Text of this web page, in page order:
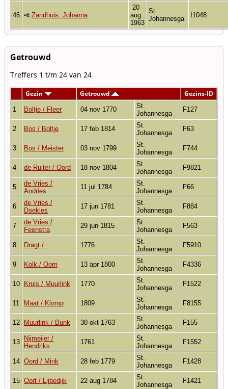
46 Zandhuis, Johanna
20
aug
1963
St.
Johannesga
I1048
Getrouwd
Treffers 1 t/m 24 van 24
Gezin Getrouwd Gezins-ID
1 Boltje / Fleer 04 nov 1770
St.
Johannesga
F127
2 Bos / Boltje 17 feb 1814
St.
Johannesga
F63
3 Bos / Meister 03 nov 1799
St.
Johannesga
F744
4 de Ruiter / Oord 18 nov 1804
St.
Johannesga
F9821
5
de Vries /
Andries
11 jul 1784
St.
Johannesga
F66
6
de Vries /
Doekles
17 jun 1781
St.
Johannesga
F884
7
de Vries /
Feenstra
29 jun 1815
St.
Johannesga
F563
8 Dragt / 1776
St.
Johannesga
F5910
9 Kolk / Oom 13 apr 1800
St.
Johannesga
F4336
10 Kruis / Muurlink 1770
St.
Johannesga
F1522
11 Maat / Klomp 1809
St.
Johannesga
F8155
12 Muurlink / Bunk 30 okt 1763
St.
Johannesga
F155
13
Nijmeijer /
Hendriks
1761
St.
Johannesga
F1552
14 Oord / Mink 28 feb 1779
St.
Johannesga
F1428
15 Oort / Lijbedijk 22 aug 1784
St.
Johannesga
F1421